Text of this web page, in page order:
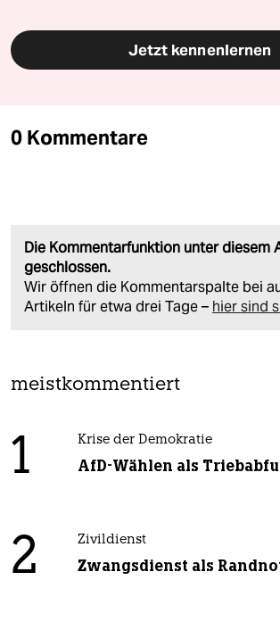
Jetzt kennenlernen
0 Kommentare
Die Kommentarfunktion unter diesem
geschlossen.
Wir öffnen die Kommentarspalte bei
Artikeln für etwa drei Tage – hier sind
meistkommentiert
1 Krise der Demokratie
AfD-Wählen als
2 Zivildienst
Zwangsdienst als